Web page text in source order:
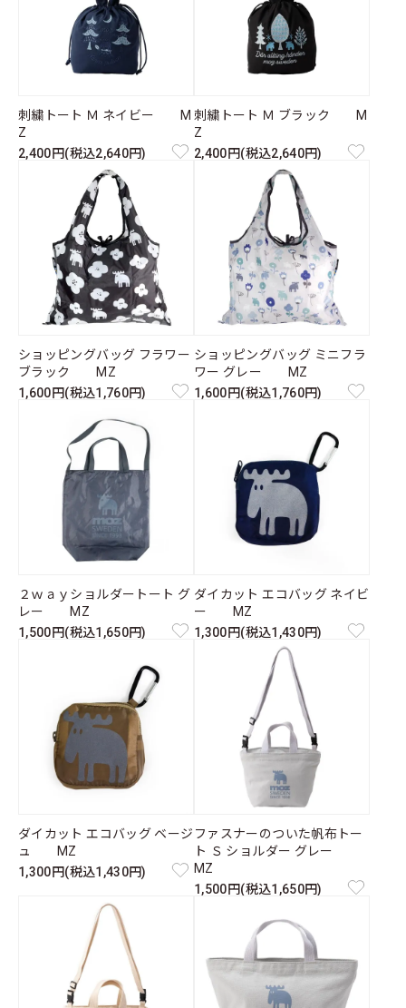
刺繍トート Ｍ ネイビー M
Z
2,400円(税込2,640円)
刺繍トート Ｍ ブラック M
Z
2,400円(税込2,640円)
ショッピングバッグ フラワー
ブラック MZ
1,600円(税込1,760円)
ショッピングバッグ ミニフラ
ワー グレー MZ
1,600円(税込1,760円)
２ｗａｙショルダートート グ
レー MZ
1,500円(税込1,650円)
ダイカット エコバッグ ネイビ
ー MZ
1,300円(税込1,430円)
ダイカット エコバッグ ベージ
ュ MZ
1,300円(税込1,430円)
ファスナーのついた帆布トー
ト Ｓ ショルダー グレー
MZ
1,500円(税込1,650円)